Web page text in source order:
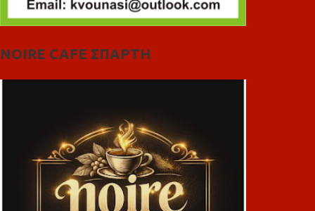
NOIRE CAFE ΣΠΑΡΤΗ